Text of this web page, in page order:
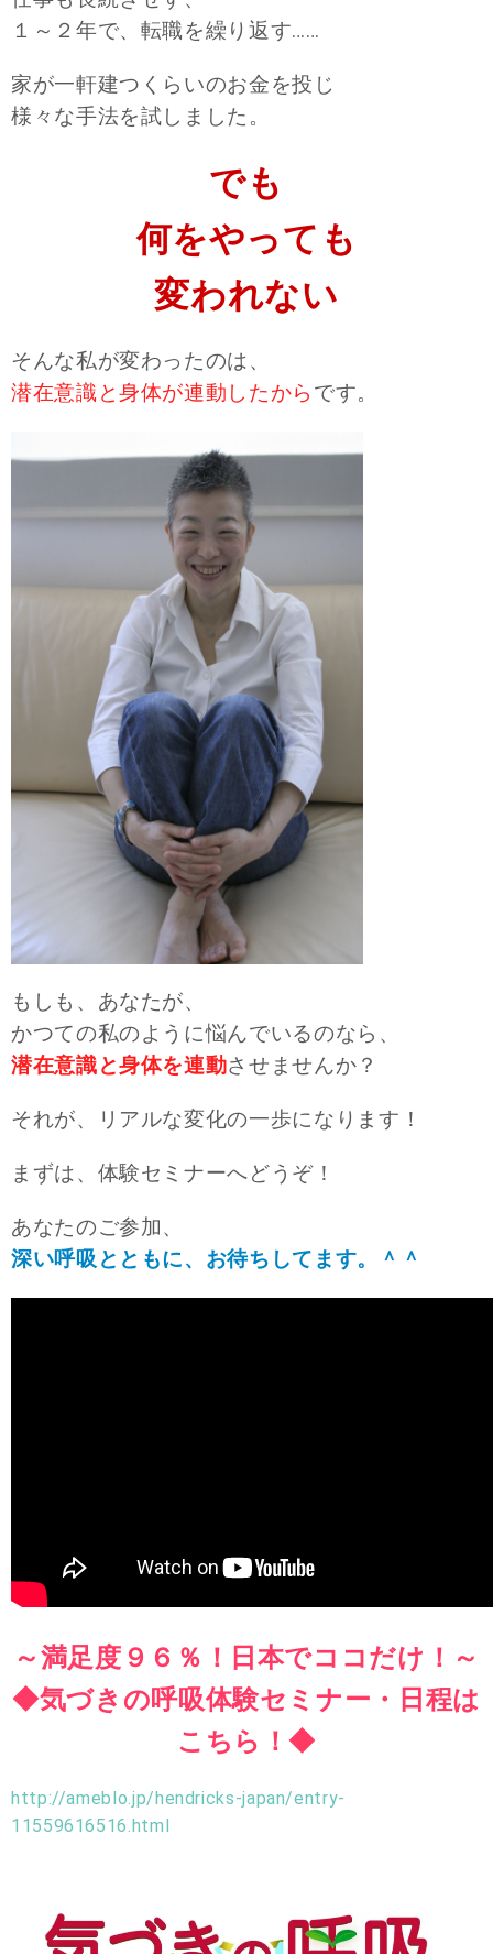
１～２年で、転職を繰り返す……
家が一軒建つくらいのお金を投じ
様々な手法を試しました。
でも
何をやっても
変われない
そんな私が変わったのは、
潜在意識と身体が連動したから です。
もしも、あなたが、
かつての私のように悩んでいるのなら、
潜在意識と身体を連動させませんか？
それが、リアルな変化の一歩になります！
まずは、体験セミナーへどうぞ！
あなたのご参加、
深い呼吸とともに、お待ちしてます。＾＾
～満足度９６％！日本でココだけ！～
◆気づきの呼吸体験セミナー・日程は
こちら！◆
http://ameblo.jp/hendricks-japan/entry-
11559616516.html